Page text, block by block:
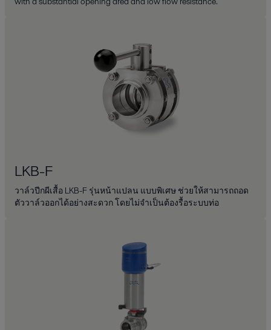
LKB-F
วาล์วปีกผีเสื้อ LKB-F รุ่นหน้าแปลน แบบพิเศษ ช่วยให้สามารถถอด
ตัววาล์วออกได้อย่างสะดวก โดยไม่จำเป็นต้องรื้อระบบท่อ